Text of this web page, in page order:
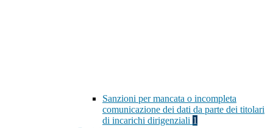
Sanzioni per mancata o incompleta
comunicazione dei dati da parte dei titolari
di incarichi dirigenziali 1